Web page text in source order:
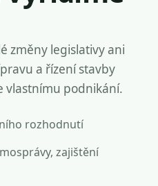
změny legislativy ani
a řízení stavby
vlastnímu podnikání.
rozhodnutí
zajištění